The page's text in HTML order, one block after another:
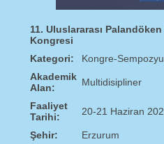
11. Uluslararası
Kongresi
Kategori:
Kongre-
Akademik
Alan:
Multidisipliner
Faaliyet
Tarihi:
20-21 Haziran
Şehir: Erzurum